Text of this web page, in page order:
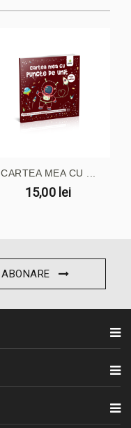
CARTEA MEA CU ...
15,00 lei
ABONARE